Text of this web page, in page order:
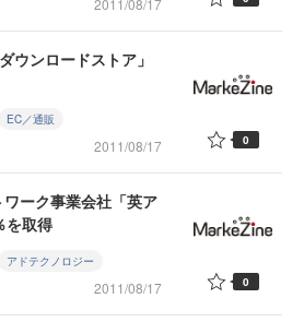
ウンロードストア」
EC／通販
2011/08/17 0
ーク事業会社「英ア
を取得
アドテクノロジー
2011/08/17 0